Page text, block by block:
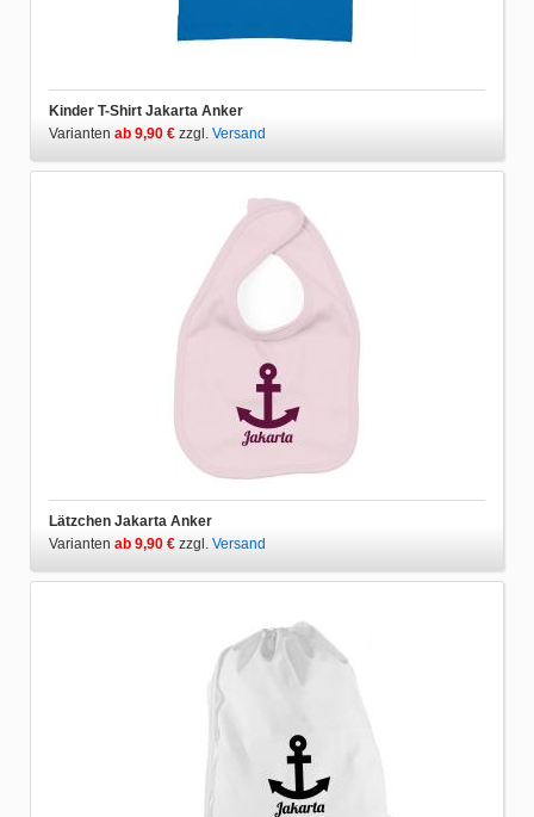
Kinder T-Shirt Jakarta Anker
Varianten ab 9,90 € zzgl. Versand
Lätzchen Jakarta Anker
Varianten ab 9,90 € zzgl. Versand